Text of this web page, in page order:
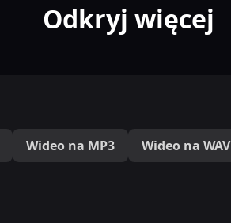
Odkryj więcej
Wideo na MP3 Wideo na WAV